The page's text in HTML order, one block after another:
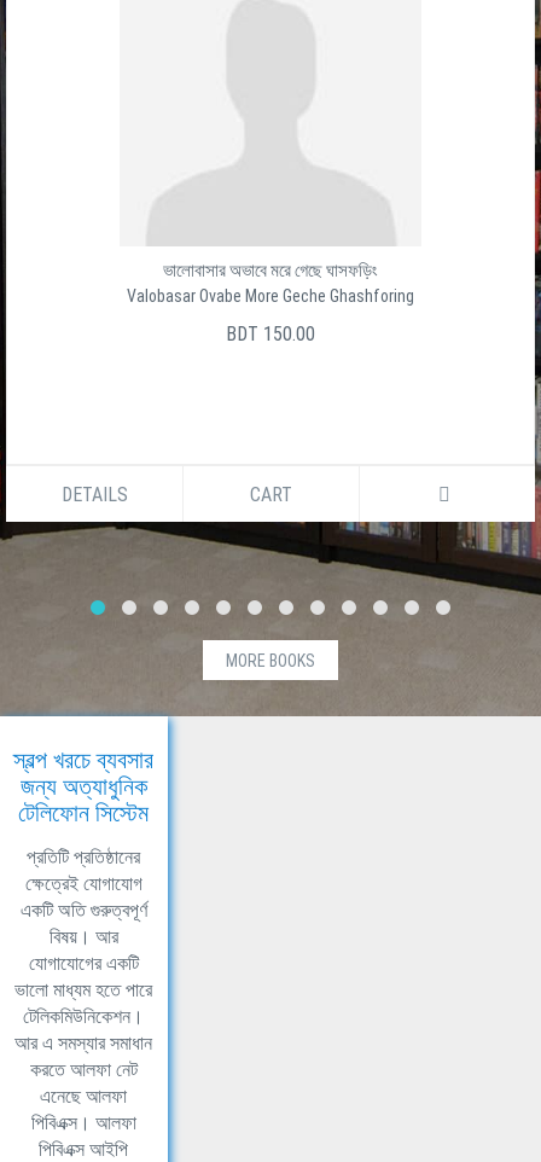
ভালোবাসার অভাবে মরে গেছে ঘাসফড়িং
Valobasar Ovabe More Geche Ghashforing
BDT 150.00
DETAILS CART
MORE BOOKS
স্বল্প খরচে ব্যবসার
জন্য অত্যাধুনিক
টেলিফোন সিস্টেম
প্রতিটি প্রতিষ্ঠানের
ক্ষেত্রেই যোগাযোগ
একটি অতি গুরুত্বপূর্ণ
বিষয়। আর
যোগাযোগের একটি
ভালো মাধ্যম হতে পারে
টেলিকমিউনিকেশন।
আর এ সমস্যার সমাধান
করতে আলফা নেট
এনেছে আলফা
পিবিএক্স। আলফা
পিবিএক্স আইপি